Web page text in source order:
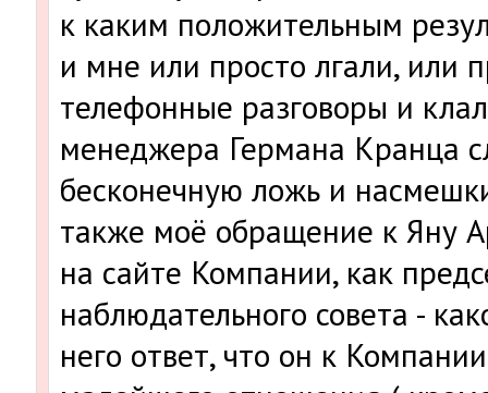
к каким положительным
и мне или просто лгали, или
телефонные разговоры и
менеджера Германа Кранца
бесконечную ложь и
также моё обращение к Яну
на сайте Компании, как
наблюдательного совета -
него ответ, что он к